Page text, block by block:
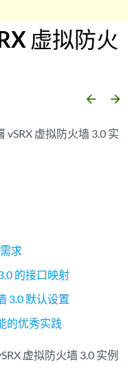
虚拟防火
arrow_backward arrow_forward
虚拟防火墙 3.0 实
求
的接口映射
3.0 默认设置
的优秀实践
虚拟防火墙 3.0 实例